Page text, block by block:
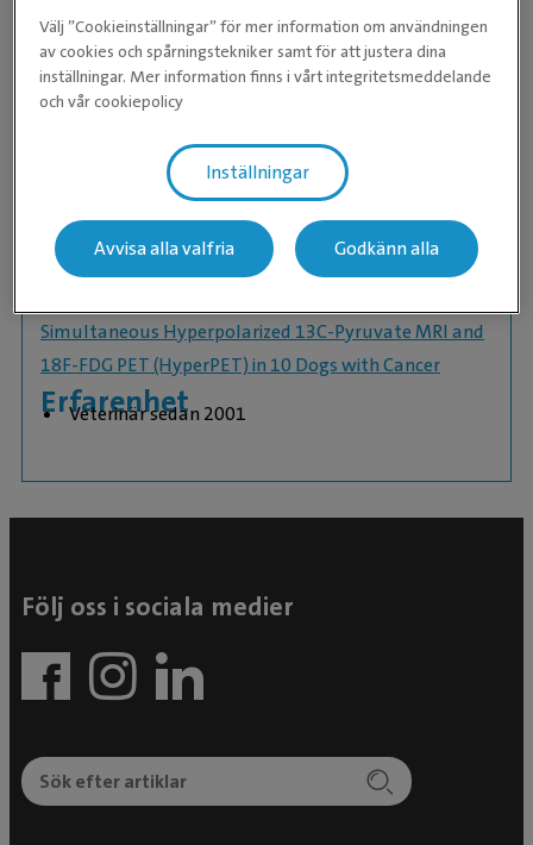
ocular squamous cell carcinoma in a horse
Combined hyperpolarized 13C-pyruvate MRS and 18F-
cancer patients
Oral cobalamin supplementation in cats with
hypocobalaminaemia: a retrospective study
Simultaneous Hyperpolarized 13C-Pyruvate MRI and
18F-FDG PET (HyperPET) in 10 Dogs with Cancer
Erfarenhet
Veterinär sedan 2001
Följ oss i sociala medier
Välj ”Cookieinställningar” för mer information om användningen
av cookies och spårningstekniker samt för att justera dina
inställningar. Mer information finns i vårt integritetsmeddelande
och vår cookiepolicy
Inställningar
Avvisa alla valfria Godkänn alla